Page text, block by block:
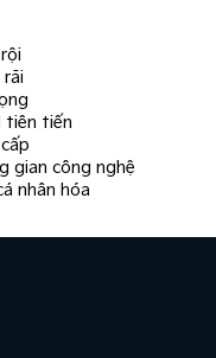
tiên tiến
gian công nghệ
nhân hóa